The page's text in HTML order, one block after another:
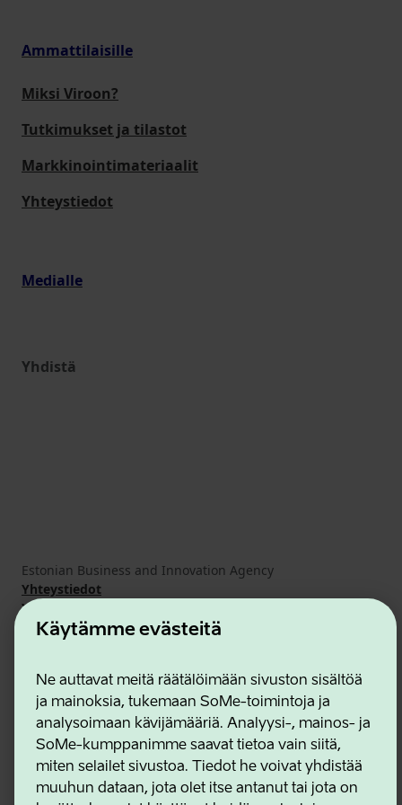
Käytämme evästeitä
Ne auttavat meitä räätälöimään sivuston sisältöä
ja mainoksia, tukemaan SoMe-toimintoja ja
analysoimaan kävijämääriä. Analyysi-, mainos- ja
SoMe-kumppanimme saavat tietoa vain siitä,
miten selailet sivustoa. Tiedot he voivat yhdistää
muuhun dataan, jota olet itse antanut tai jota on
Ammattilaisille
Miksi Viroon?
Tutkimukset ja tilastot
Markkinointimateriaalit
Yhteystiedot
Medialle
Yhdistä
Estonian Business and Innovation Agency
Yhteystiedot
Yhteistyökumppanit
Käyttöehdot
Eväste- ja tietosuojakäytäntö